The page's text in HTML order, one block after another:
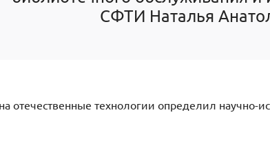
СФТИ Наталья
отечественные технологии определил научно-